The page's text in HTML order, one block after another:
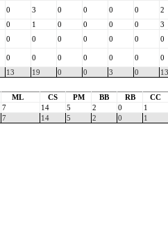
0 3 0 0 0 0
2
0 1 0 0 0 0
3
0 0 0 0 0 0 0
0 0 0 0 0 0
0
13 19 0 0 3 0 13
ML CS PM BB RB
CC
7 14 5 2 0
1
7 14 5 2 0 1